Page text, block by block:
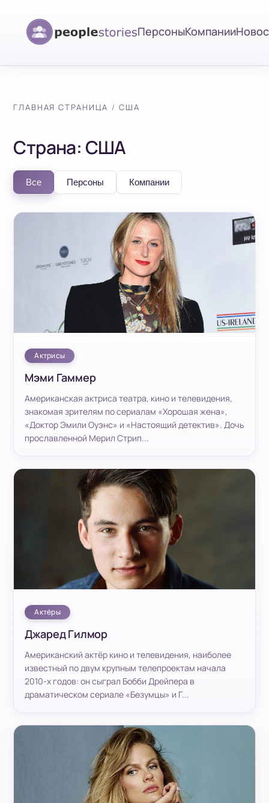
ПерсоныКомпании
ГЛАВНАЯ СТРАНИЦА США
Страна: США
Все Персоны Компании
Актрисы
Мэми Гаммер
Американская актриса театра, кино и телевидения,
знакомая зрителям по сериалам «Хорошая жена»,
«Доктор Эмили Оуэнс» и «Настоящий детектив». Дочь
прославленной Мерил Стрип...
Актёры
Джаред Гилмор
Американский актёр кино и телевидения, наиболее
известный по двум крупным телепроектам начала
2010-х годов: он сыграл Бобби Дрейпера в
драматическом сериале «Безумцы» и Г...